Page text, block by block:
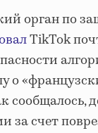
орган по
TikTok
о
сообщалось,
за счет